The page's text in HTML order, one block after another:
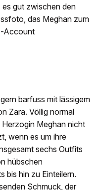
gut zwischen den
das Meghan zum
Account
barfuss mit lässigem
Zara. Völlig normal
Meghan nicht
wenn es um ihre
sechs Outfits
hübschen
bis hin zu Einteilern.
Schmuck, der